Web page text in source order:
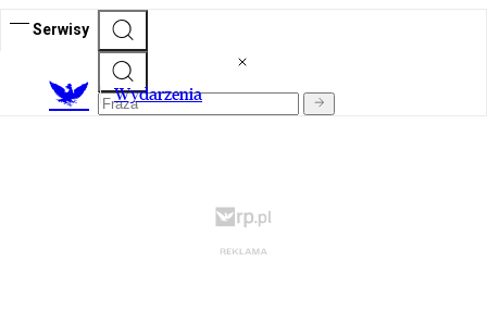
Serwisy
Wydarzenia